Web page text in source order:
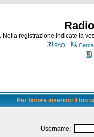
. Nella registrazione indicate la
FAQ Cerca
Per favore inserisci il tuo
Username: